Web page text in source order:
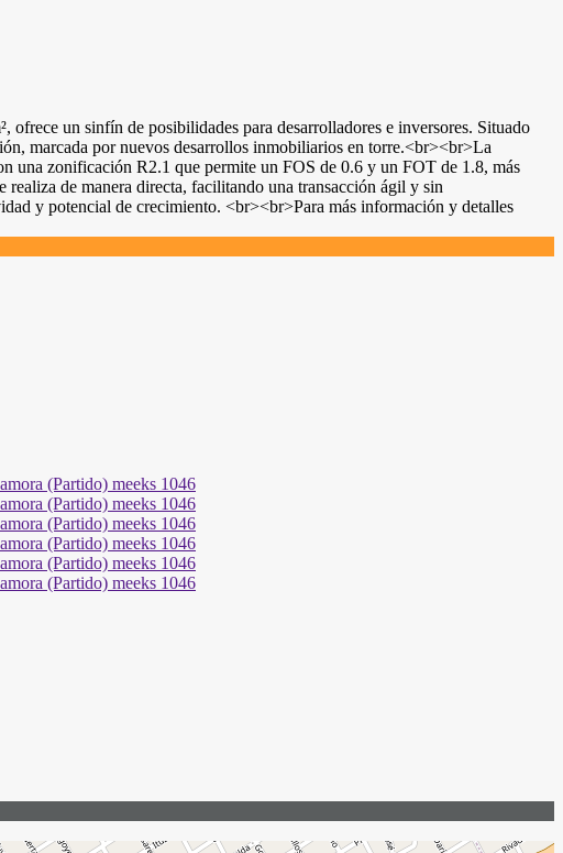
un sinfín de posibilidades para desarrolladores e inversores. Situado
marcada por nuevos desarrollos inmobiliarios en torre.<br><br>La
una zonificación R2.1 que permite un FOS de 0.6 y un FOT de 1.8, más
de manera directa, facilitando una transacción ágil y sin
y potencial de crecimiento. <br><br>Para más información y detalles